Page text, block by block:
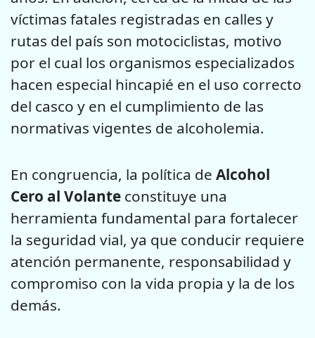
víctimas fatales registradas en calles y
rutas del país son motociclistas, motivo
por el cual los organismos especializados
hacen especial hincapié en el uso correcto
del casco y en el cumplimiento de las
normativas vigentes de alcoholemia.
En congruencia, la política de Alcohol
Cero al Volante constituye una
herramienta fundamental para fortalecer
la seguridad vial, ya que conducir requiere
atención permanente, responsabilidad y
compromiso con la vida propia y la de los
demás.